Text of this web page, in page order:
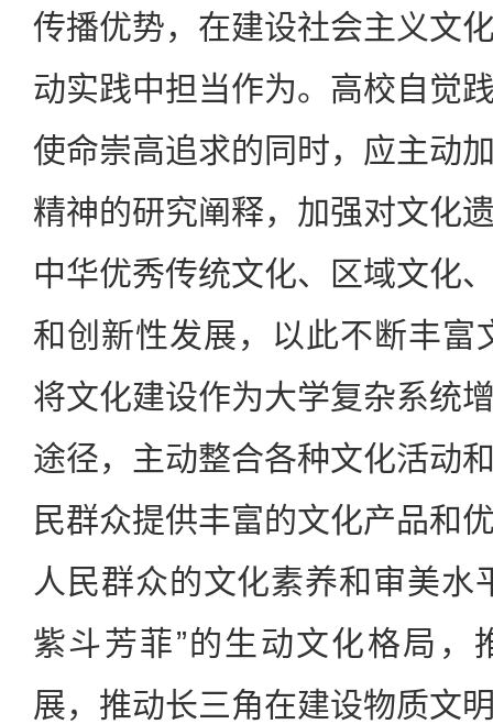
传播优势，在建设社会主义文
动实践中担当作为。高校自觉
使命崇高追求的同时，应主动
精神的研究阐释，加强对文化
中华优秀传统文化、区域文化
和创新性发展，以此不断丰富
将文化建设作为大学复杂系统
途径，主动整合各种文化活动
民群众提供丰富的文化产品和
人民群众的文化素养和审美水
紫斗芳菲”的生动文化格局，
展，推动长三角在建设物质文